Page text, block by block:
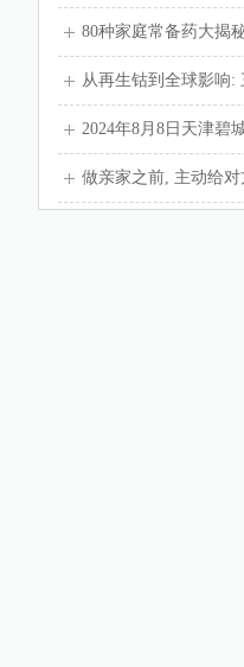
域贡献最大的朝代！
80种家庭常备药大揭
到止痛，一网打尽！
从再生钴到全球影响:
ESG的系统性变革之
2024年8月8日天津碧
发市场价格行情
做亲家之前, 主动给